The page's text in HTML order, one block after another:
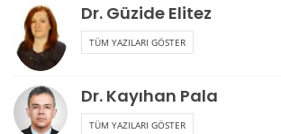
Dr. Güzide Elitez
TÜM YAZILARI GÖSTER
Dr. Kayıhan Pala
TÜM YAZILARI GÖSTER